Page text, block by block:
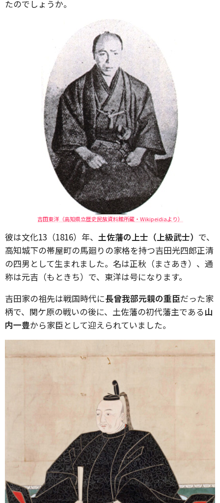
たのでしょうか。
吉田東洋（高知県立歴史民族資料館所蔵・Wikipeidiaより）
彼は文化13（1816）年、 土佐藩の上士（上級武士） で、
高知城下の帯屋町の馬廻りの家格を持つ吉田光四郎正清
の四男として生まれました。名は正秋（まさあき）、通
称は元吉（もときち）で、東洋は号になります。
吉田家の祖先は戦国時代に長曾我部元親の重臣だった家
柄で、関ケ原の戦いの後に、土佐藩の初代藩主である山
内一豊から家臣として迎えられていました。